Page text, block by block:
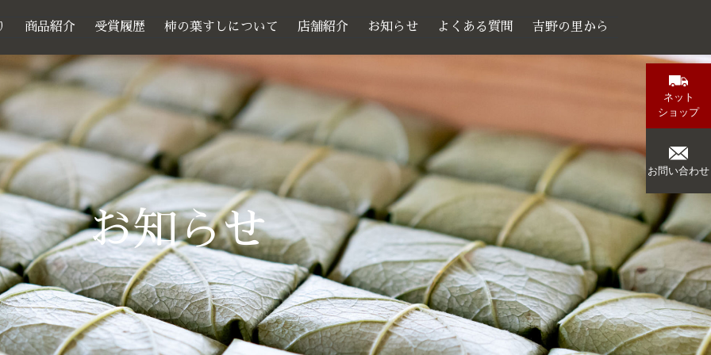
ネット
ショップ
お問い合わせ
商品紹介 受賞履歴 柿の葉すしについて 店舗紹介 お知らせ よくある質問 吉野の里から
お知らせ